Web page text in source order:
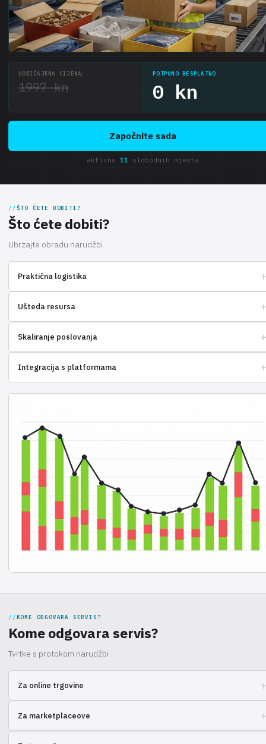
UOBIČAJENA CIJENA:
1997 kn
POTPUNO BESPLATNO
0 kn
Započnite sada
aktivno 11 slobodnih mjesta
ŠTO ĆETE DOBITI?
Što ćete dobiti?
Ubrzajte obradu narudžbi
Praktična logistika
Ušteda resursa
Skaliranje poslovanja
Integracija s platformama
KOME ODGOVARA SERVIS?
Kome odgovara servis?
Tvrtke s protokom narudžbi
Za online trgovine
narudžbi.
Za marketplaceove